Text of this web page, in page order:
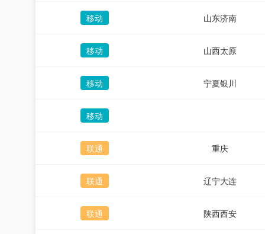
移动 山东济南
移动 山西太原
移动 宁夏银川
移动
联通 重庆
联通 辽宁大连
联通 陕西西安